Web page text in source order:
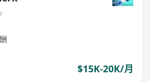
$15K-20K/月